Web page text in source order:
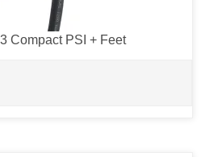
Compact PSI + Feet